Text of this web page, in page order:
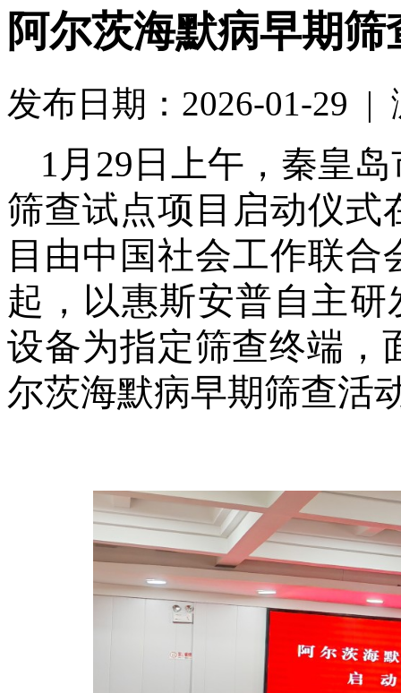
阿尔茨海默病早期
发布日期：2026-01-29 |
1 月 29 日上午，秦皇
筛查试点项目启动仪式
目由中国社会工作联合
起，以惠斯安普自主研
设备为指定筛查终端，
尔茨海默病早期筛查活